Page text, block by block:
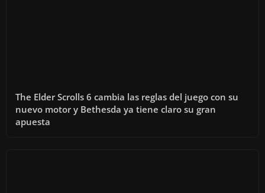
The Elder Scrolls 6 cambia las reglas del juego con su
nuevo motor y Bethesda ya tiene claro su gran
apuesta